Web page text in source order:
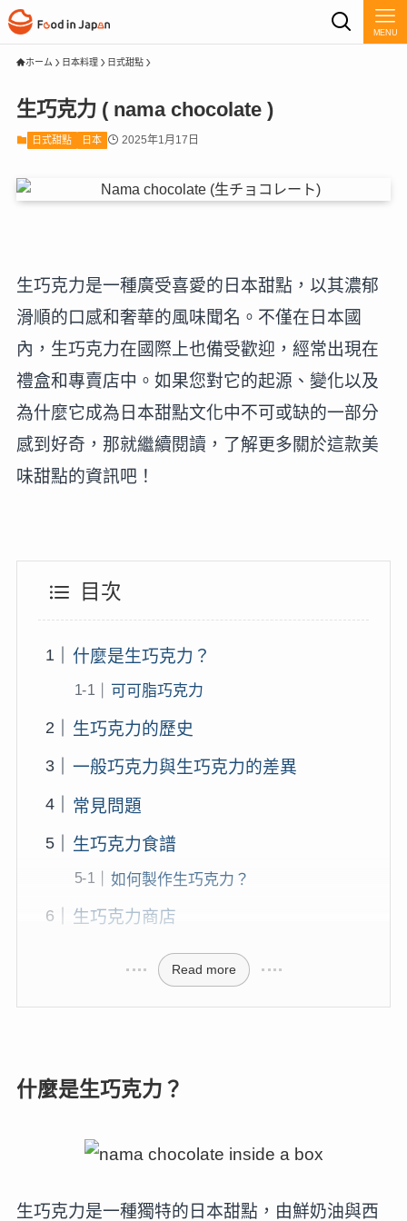
MENU
ホーム 日本料理 日式甜點
生巧克力 ( nama chocolate )
日式甜點 日本 2025年1月17日
生巧克力是一種廣受喜愛的日本甜點，以其濃郁
滑順的口感和奢華的風味聞名。不僅在日本國
內，生巧克力在國際上也備受歡迎，經常出現在
禮盒和專賣店中。如果您對它的起源、變化以及
為什麼它成為日本甜點文化中不可或缺的一部分
感到好奇，那就繼續閱讀，了解更多關於這款美
味甜點的資訊吧！
目次
什麼是生巧克力？
可可脂巧克力
生巧克力的歷史
一般巧克力與生巧克力的差異
常見問題
生巧克力食譜
如何製作生巧克力？
生巧克力商店
Read more
什麼是生巧克力？
生巧克力是一種獨特的日本甜點，由鮮奶油與西